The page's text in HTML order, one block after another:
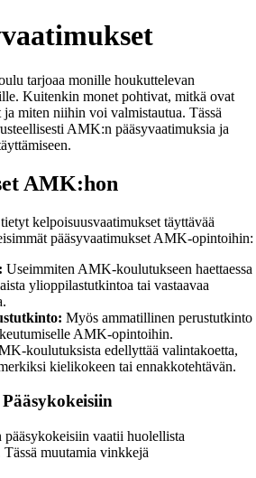
tarjoaa monille houkuttelevan
Kuitenkin monet pohtivat, mitkä ovat
miten niihin voi valmistautua. Tässä
AMK:n pääsyvaatimuksia ja
AMK:hon
kelpoisuusvaatimukset täyttävää
pääsyvaatimukset AMK-opintoihin:
Useimmiten AMK-koulutukseen haettaessa
ylioppilastutkintoa tai vastaavaa
Myös ammatillinen perustutkinto
AMK-opintoihin.
koulutuksista edellyttää valintakoetta,
kielikokeen tai ennakkotehtävän.
vaatii huolellista
muutamia vinkkejä